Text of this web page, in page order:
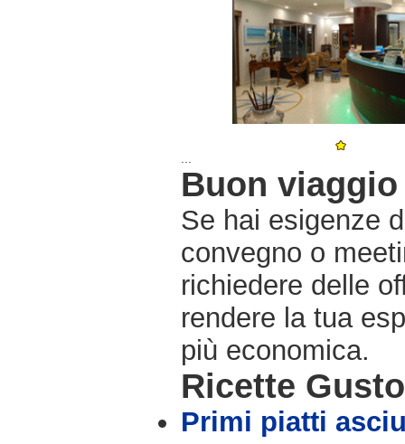
Buon viaggio
Se hai esigenze
convegno o
richiedere delle
rendere la tua
più economica.
Ricette
Primi piatti